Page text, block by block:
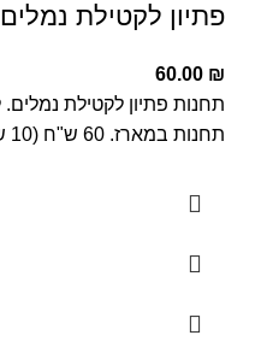
פתיון לקטילת נמלים
60.00 ₪
תחנות במארז. 60 ש"ח (10 ש"ח ליח')